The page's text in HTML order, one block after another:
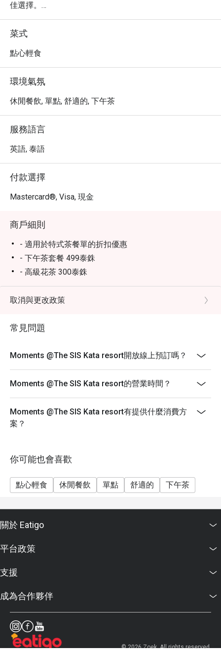
佳選擇。
・ 這裡匯聚了多樣化的國際美食，以其精緻的擺盤與新鮮
的在地食材擄獲人心。特別推薦您品嚐餐廳招牌的鮮美海
鮮拼盤，以及充滿泰式風情的特色主菜，絕對讓您的味蕾
留下深刻印象。
可以獨享高達 5 折的超值優惠，以更實惠的價格，盡情享
受這場精緻的味蕾饗宴。
菜式
點心輕食
環境氣氛
休閒餐飲, 單點, 舒適的, 下午茶
服務語言
英語, 泰語
付款選擇
Mastercard®, Visa, 現金
商戶細則
- 適用於特式茶餐單的折扣優惠
- 下午茶套餐 499泰銖
- 高級花茶 300泰銖
- 夏日甜點 250泰銖
- 香草波本椰子 250泰銖
- 餐廳不允許12歲以下的兒童進入。
取消與更改政策
常見問題
Moments @The SIS Kata resort開放線上預訂嗎？
Moments @The SIS Kata resort的營業時間？
Moments @The SIS Kata resort有提供什麼消費方
案？
你可能也會喜歡
點心輕食 休閒餐飲 單點 舒適的 下午茶
關於 Eatigo
平台政策
支援
成為合作夥伴
© 2026 Zoek. All rights reserved.